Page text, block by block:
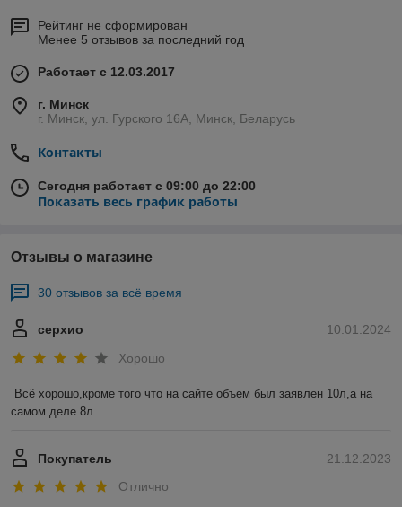
Рейтинг не сформирован
Менее 5 отзывов за последний год
Работает с 12.03.2017
г. Минск
г. Минск, ул. Гурского 16А, Минск, Беларусь
Контакты
Сегодня работает с 09:00 до 22:00
Показать весь график работы
Отзывы о магазине
30 отзывов за всё время
10.01.2024
серхио
Хорошо
Всё хорошо,кроме того что на сайте объем был заявлен 10л,а на
самом деле 8л.
21.12.2023
Покупатель
Отлично